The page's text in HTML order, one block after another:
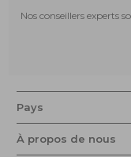
Nos conseillers experts
Pays
À propos de nous